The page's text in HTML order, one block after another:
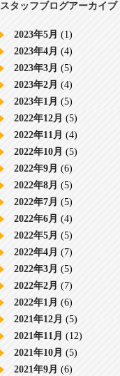
スタッフブログアーカイブ
2023年5月 (1)
2023年4月 (4)
2023年3月 (5)
2023年2月 (4)
2023年1月 (5)
2022年12月 (5)
2022年11月 (4)
2022年10月 (5)
2022年9月 (6)
2022年8月 (5)
2022年7月 (5)
2022年6月 (4)
2022年5月 (5)
2022年4月 (7)
2022年3月 (5)
2022年2月 (7)
2022年1月 (6)
2021年12月 (5)
2021年11月 (12)
2021年10月 (5)
2021年9月 (6)